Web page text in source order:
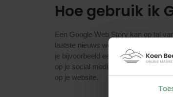
Hoe gebruik ik
Een Google Web Story kan op tal
laatste nieuws weer te geven. Een
je bijvoorbeeld een lang artikel op je
op je social media netwerk of in je
op je website.